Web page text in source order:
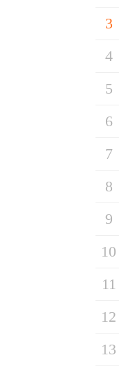
3
4
5
6
7
8
9
10
11
12
13